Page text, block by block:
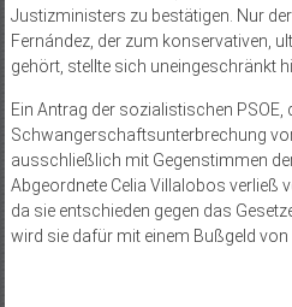
Justizministers zu bestätigen. Nur
Fernández, der zum konservativen,
gehört, stellte sich uneingeschränkt
Ein Antrag der sozialistischen PSOE,
Schwangerschaftsunterbrechung
ausschließlich mit Gegenstimmen
Abgeordnete Celia Villalobos verließ
da sie entschieden gegen das
wird sie dafür mit einem Bußgeld von